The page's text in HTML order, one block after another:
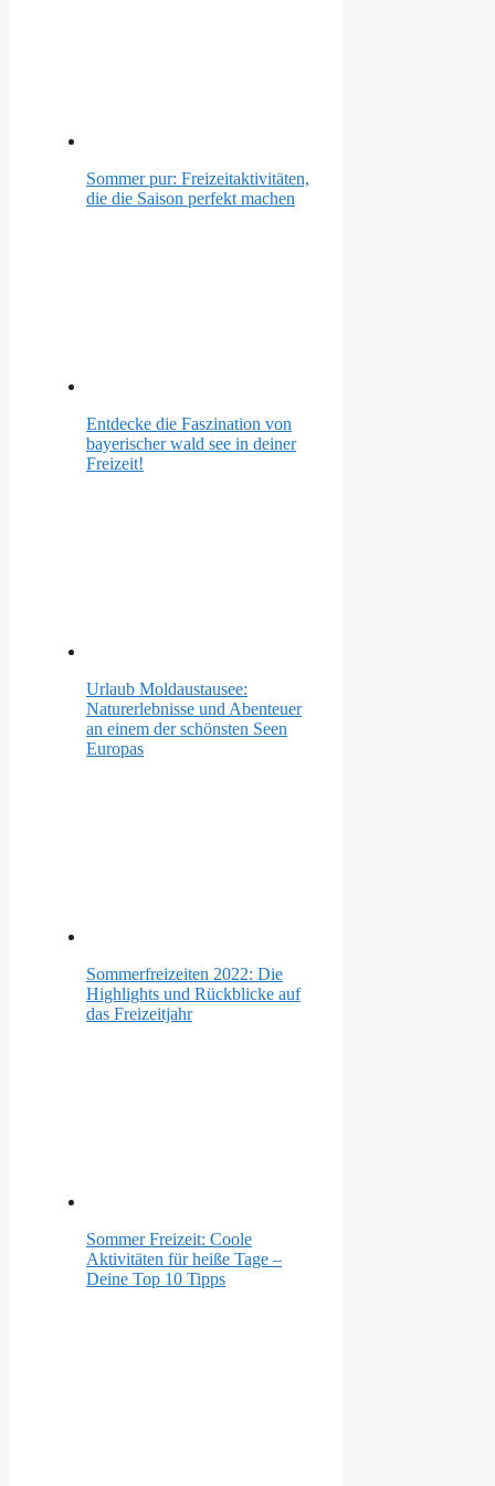
Sommer pur: Freizeitaktivitäten,
die die Saison perfekt machen
Entdecke die Faszination von
bayerischer wald see in deiner
Freizeit!
Urlaub Moldaustausee:
Naturerlebnisse und Abenteuer
an einem der schönsten Seen
Europas
Sommerfreizeiten 2022: Die
Highlights und Rückblicke auf
das Freizeitjahr
Sommer Freizeit: Coole
Aktivitäten für heiße Tage –
Deine Top 10 Tipps